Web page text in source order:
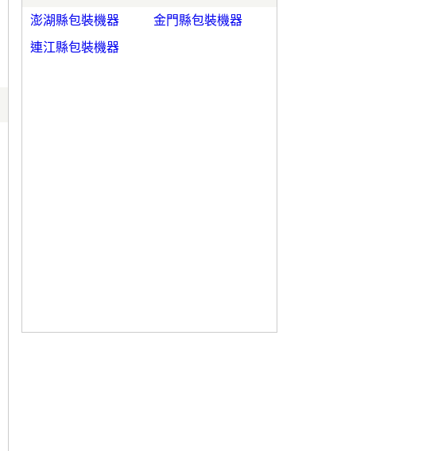
澎湖縣包裝機器
金門縣包裝機器
連江縣包裝機器